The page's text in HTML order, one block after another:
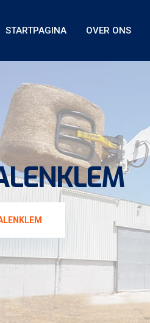
STARTPAGINA OVER ONS